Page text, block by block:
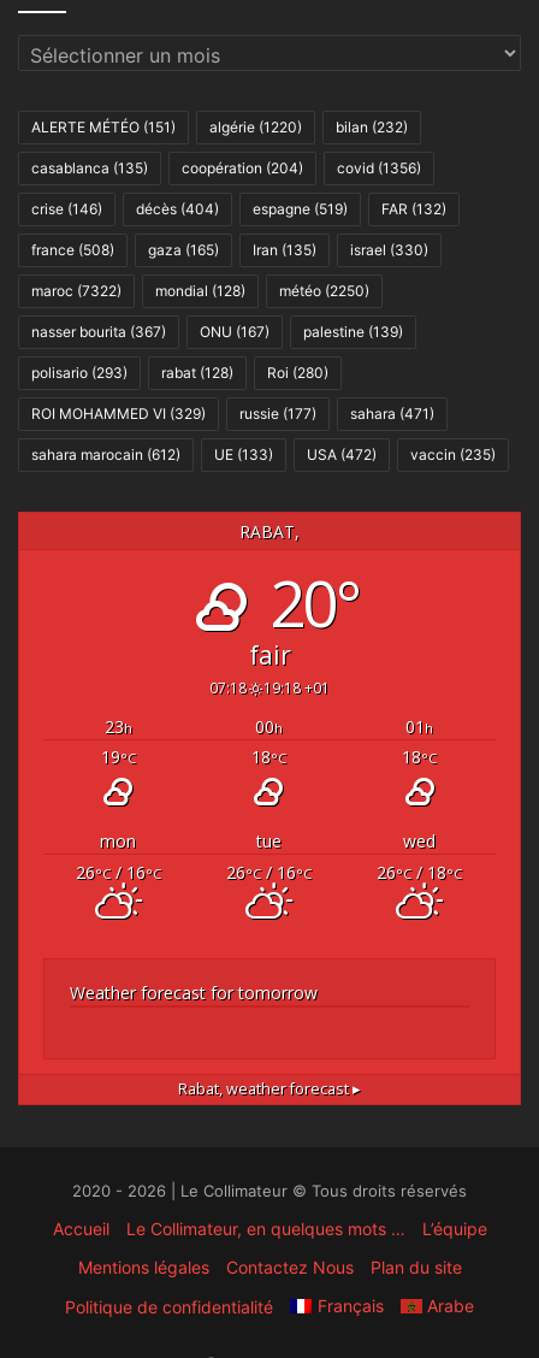
Archives
ALERTE MÉTÉO (151) algérie (1220) bilan (232)
casablanca (135) coopération (204) covid (1356)
crise (146) décès (404) espagne (519) FAR (132)
france (508) gaza (165) Iran (135) israel (330)
maroc (7322) mondial (128) météo (2250)
nasser bourita (367) ONU (167) palestine (139)
polisario (293) rabat (128) Roi (280)
ROI MOHAMMED VI (329) russie (177) sahara (471)
sahara marocain (612) UE (133) USA (472) vaccin (235)
RABAT,
20°
fair
07:18 19:18 +01
23h 00h 01 h
19°C 18°C 18°C
mon tue
wed
26°C/ 16°C 26°C/ 16°C 26°C/ 18°C
Weather forecast for tomorrow
Rabat,weather forecast ▸
2020 - 2026 | Le Collimateur © Tous droits réservés
Accueil Le Collimateur, en quelques mots …
L’équipe
Mentions légales
Contactez Nous
Plan du site
Politique de confidentialité
Français Arabe